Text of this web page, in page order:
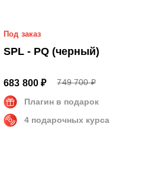
Под заказ
SPL - PQ (черный)
683 800 ₽ 749 700 ₽
Плагин в подарок
4 подарочных курса